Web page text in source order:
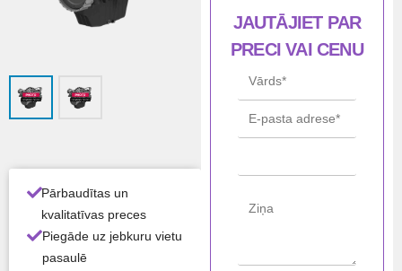
Pārbaudītas un
kvalitatīvas preces
Piegāde uz jebkuru vietu
pasaulē
STĀ
LIS
Jauns
Visas produkta īpašības ›
JAUTĀJIET PAR
PRECI VAI CENU